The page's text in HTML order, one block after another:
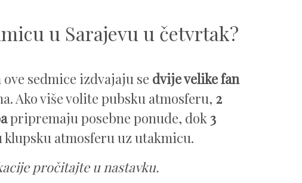
u Sarajevu u četvrtak?
sedmice izdvajaju se dvije velike fan
Ako više volite pubsku atmosferu, 2
pripremaju posebne ponude, dok3
atmosferu uz utakmicu.
pročitajte u nastavku.